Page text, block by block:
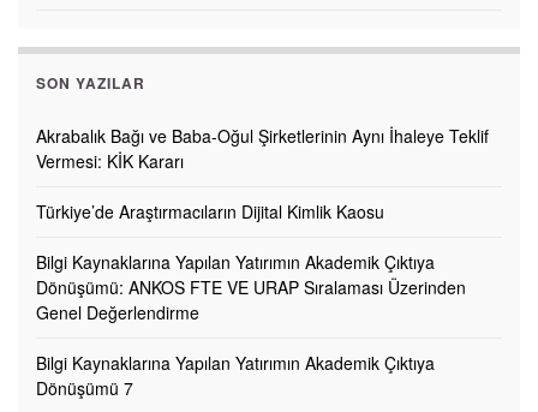
SON YAZILAR
Akrabalık Bağı ve Baba-Oğul Şirketlerinin Aynı İhaleye Teklif
Vermesi: KİK Kararı
Türkiye’de Araştırmacıların Dijital Kimlik Kaosu
Bilgi Kaynaklarına Yapılan Yatırımın Akademik Çıktıya
Dönüşümü: ANKOS FTE VE URAP Sıralaması Üzerinden
Genel Değerlendirme
Bilgi Kaynaklarına Yapılan Yatırımın Akademik Çıktıya
Dönüşümü 7